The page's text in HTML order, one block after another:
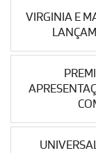
VIRGINIA E